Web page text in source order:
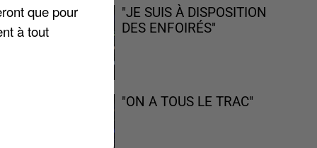
"JE SUIS À DISPOSITION
DES ENFOIRÉS"
"ON A TOUS LE TRAC"
que pour
à tout